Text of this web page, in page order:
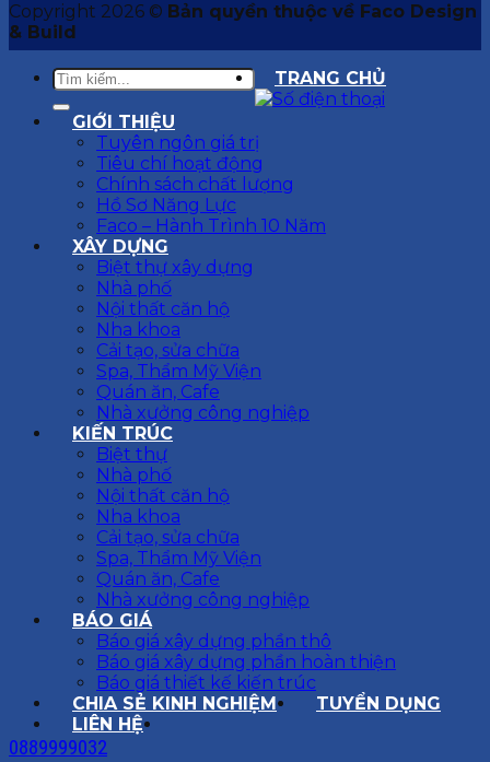
Copyright 2026 © Bản quyền thuộc về Faco Design
& Build
TRANG CHỦ
GIỚI THIỆU
Tuyên ngôn giá trị
Tiêu chí hoạt động
Chính sách chất lượng
Hồ Sơ Năng Lực
Faco – Hành Trình 10 Năm
XÂY DỰNG
Biệt thự xây dựng
Nhà phố
Nội thất căn hộ
Nha khoa
Cải tạo, sửa chữa
Spa, Thẩm Mỹ Viện
Quán ăn, Cafe
Nhà xưởng công nghiệp
KIẾN TRÚC
Biệt thự
Nhà phố
Nội thất căn hộ
Nha khoa
Cải tạo, sửa chữa
Spa, Thẩm Mỹ Viện
Quán ăn, Cafe
Nhà xưởng công nghiệp
BÁO GIÁ
Báo giá xây dựng phần thô
Báo giá xây dựng phần hoàn thiện
Báo giá thiết kế kiến trúc
CHIA SẺ KINH NGHIỆM
TUYỂN DỤNG
LIÊN HỆ
0889999032